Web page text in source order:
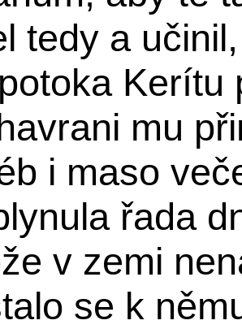
tedy a
Kerítu
mu
i maso
řada
v zemi
se k